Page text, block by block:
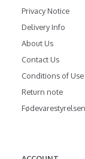
Privacy Notice
Delivery Info
About Us
Contact Us
Conditions of Use
Return note